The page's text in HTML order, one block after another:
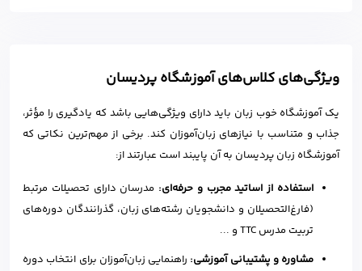
ویژگی‌های کلاس‌های آموزشگاه پردیسان
یک آموزشگاه خوب زبان باید دارای ویژگی‌هایی باشد که یادگیری را مؤثر،
جذاب و متناسب با نیازهای زبان‌آموزان کند. برخی از مهم‌ترین نکاتی که
آموزشگاه زبان پردیسان به آن پایبند است عبارتند از:
استفاده از اساتید مجرب و حرفه‌ای: مدرسان دارای تحصیلات مرتبط
(فارغ‌التحصیلان و دانشجویان رشته‌های زبان، گذرانندگان دوره‌های
تربیت مدرس TTC و ...
مشاوره و پشتیبانی آموزشی: راهنمایی زبان‌آموزان برای انتخاب دوره